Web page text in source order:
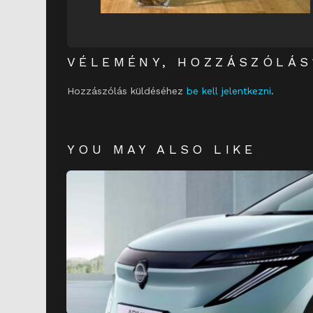
VÉLEMÉNY,
Hozzászólás küldéséhez be kell jelentkezni.
YOU MAY ALSO LIKE